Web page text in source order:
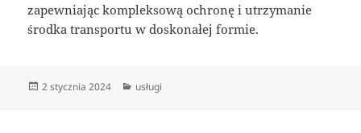
zapewniając kompleksową ochronę i utrzymanie
środka transportu w doskonałej formie.
Data
2 stycznia 2024 Kategorie
usługi